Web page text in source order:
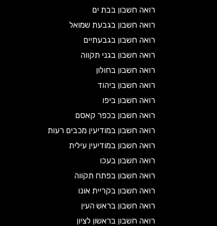
רואה חשבון בבת ים
רואה חשבון בגבעת שמואל
רואה חשבון בגבעתיים
רואה חשבון בגני תקווה
רואה חשבון בחולון
רואה חשבון ביהוד
רואה חשבון ביפו
רואה חשבון בכפר קאסם
רואה חשבון במודיעין מכבים רעות
רואה חשבון במודיעין עילית
רואה חשבון בעכו
רואה חשבון בפתח תקווה
רואה חשבון בקריית אונו
רואה חשבון בראש העין
רואה חשבון בראשון לציון